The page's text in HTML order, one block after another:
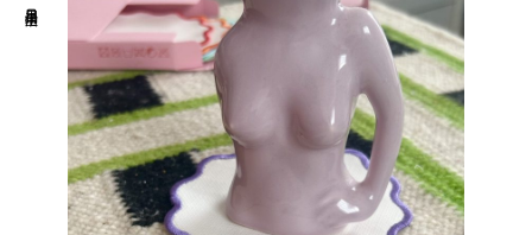
ステーショナリー コスメ
キッズ スポーツ
アウトドア 雑貨・ホビー